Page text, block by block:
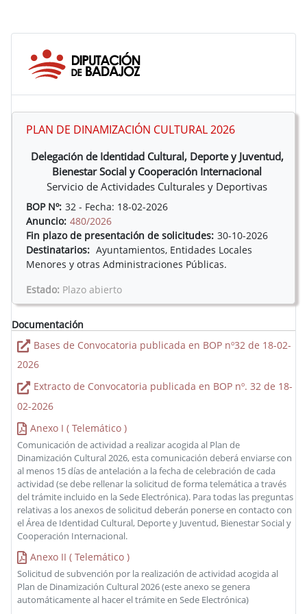
PLAN DE DINAMIZACIÓN CULTURAL 2026
Delegación de Identidad Cultural, Deporte y Juventud,
Bienestar Social y Cooperación Internacional
Servicio de Actividades Culturales y Deportivas
BOP Nº: 32 - Fecha: 18-02-2026
Anuncio: 480/2026
Fin plazo de presentación de solicitudes: 30-10-2026
Destinatarios: Ayuntamientos, Entidades Locales
Menores y otras Administraciones Públicas.
Estado: Plazo abierto
Documentación
Bases de Convocatoria publicada en BOP nº32 de 18-02-
2026
Extracto de Convocatoria publicada en BOP nº. 32 de 18-
02-2026
Anexo I ( Telemático )
Comunicación de actividad a realizar acogida al Plan de
Dinamización Cultural 2026, esta comunicación deberá enviarse con
al menos 15 días de antelación a la fecha de celebración de cada
actividad (se debe rellenar la solicitud de forma telemática a través
del trámite incluido en la Sede Electrónica). Para todas las preguntas
relativas a los anexos de solicitud deberán ponerse en contacto con
el Área de Identidad Cultural, Deporte y Juventud, Bienestar Social y
Cooperación Internacional.
Anexo II ( Telemático )
Solicitud de subvención por la realización de actividad acogida al
Plan de Dinamización Cultural 2026 (este anexo se genera
automáticamente al hacer el trámite en Sede Electrónica)